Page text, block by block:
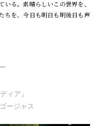
る。素晴らしいこの世界を、
ちを、今日も明日も明後日も声
ィア』
ージャス